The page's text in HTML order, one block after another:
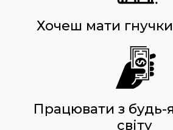
Хочеш мати
Працювати з будь-
світу